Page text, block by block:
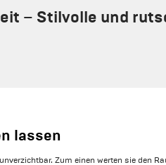
– Stilvolle und
lassen
Zum einen werten sie den